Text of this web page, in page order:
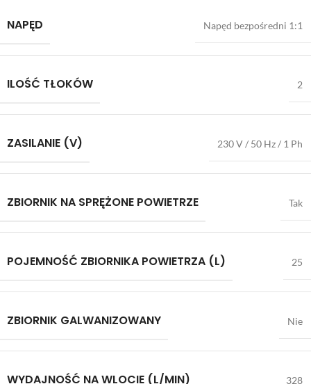
NAPĘD Napęd bezpośredni 1:1
ILOŚĆ TŁOKÓW 2
ZASILANIE (V) 230 V / 50 Hz / 1 Ph
ZBIORNIK NA SPRĘŻONE POWIETRZE Tak
POJEMNOŚĆ ZBIORNIKA POWIETRZA (L) 25
ZBIORNIK GALWANIZOWANY Nie
WYDAJNOŚĆ NA WLOCIE (L/MIN) 328